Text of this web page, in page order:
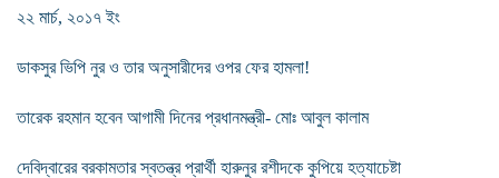
২২ মার্চ, ২০১৭ ইং
ডাকসুর ভিপি নুর ও তার অনুসারীদের ওপর ফের হামলা!
তারেক রহমান হবেন আগামী দিনের প্রধানমন্ত্রী- মোঃ আবুল কালাম
দেবিদ্বারের বরকামতার স্বতন্ত্র প্রার্থী হারুনুর রশীদকে কুপিয়ে হত্যাচেষ্টা